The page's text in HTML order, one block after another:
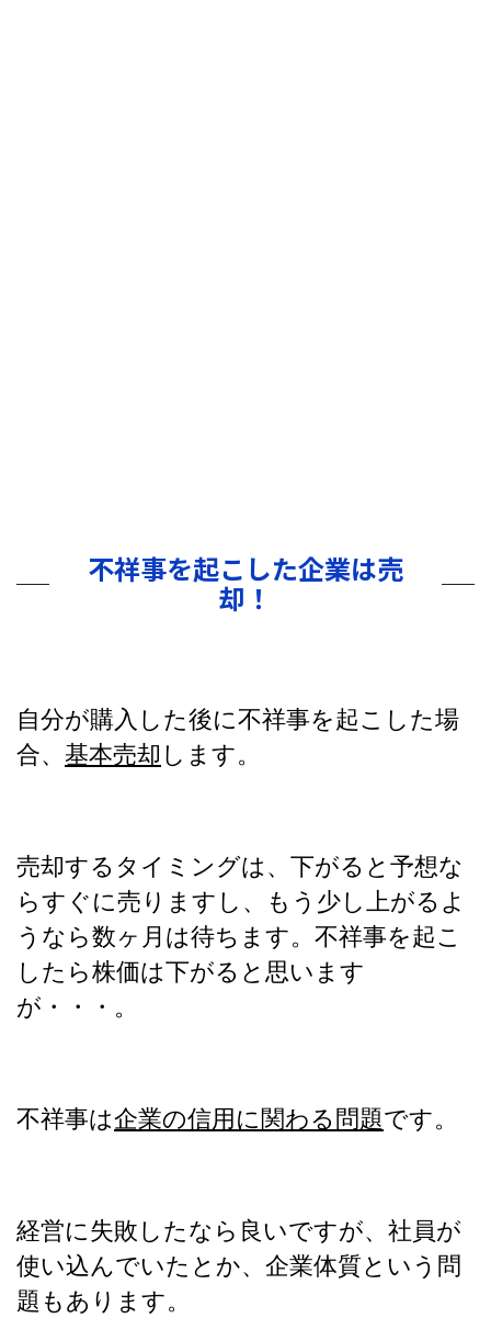
不祥事を起こした企業は売
却！
自分が購入した後に不祥事を起こした場
合、 基本売却 します。
売却するタイミングは、下がると予想な
らすぐに売りますし、もう少し上がるよ
うなら数ヶ月は待ちます。不祥事を起こ
したら株価は下がると思います
が・・・。
不祥事は企業の信用に関わる問題です。
経営に失敗したなら良いですが、社員が
使い込んでいたとか、企業体質という問
題もあります。